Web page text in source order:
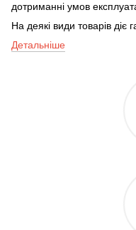
дотриманні умов
На деякі види товарів діє
Детальніше